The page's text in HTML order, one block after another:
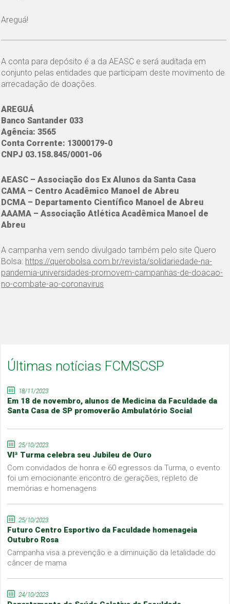
Areguá!
A conta para depósito é a da AEASC e será auditada em
conjunto pelas entidades que participam deste movimento de
arrecadação de doações.
AREGUÁ
Banco Santander 033
Agência: 3565
Conta Corrente: 13000179-0
CNPJ 03.158.845/0001-06
AEASC – Associação dos Ex Alunos da Santa Casa
CAMA – Centro Acadêmico Manoel de Abreu
DCMA – Departamento Científico Manoel de Abreu
AAAMA – Associação Atlética Acadêmica Manoel de
Abreu
A campanha vem sendo divulgado também pelo site Quero
Bolsa: https://querobolsa.com.br/revista/solidariedade-na-
pandemia-universidades-promovem-campanhas-de-doacao-
no-combate-ao-coronavirus
Últimas notícias FCMSCSP
18/11/2023
Em 18 de novembro, alunos de Medicina da Faculdade da
Santa Casa de SP promoverão Ambulatório Social
25/10/2023
VIª Turma celebra seu Jubileu de Ouro
Com convidados de honra e 60 egressos da Turma, o evento
foi um emocionante encontro de gerações, repleto de
memórias e homenagens
25/10/2023
Futuro Centro Esportivo da Faculdade homenageia
Outubro Rosa
Campanha visa a prevenção e a diminuição da letalidade do
câncer de mama
24/10/2023